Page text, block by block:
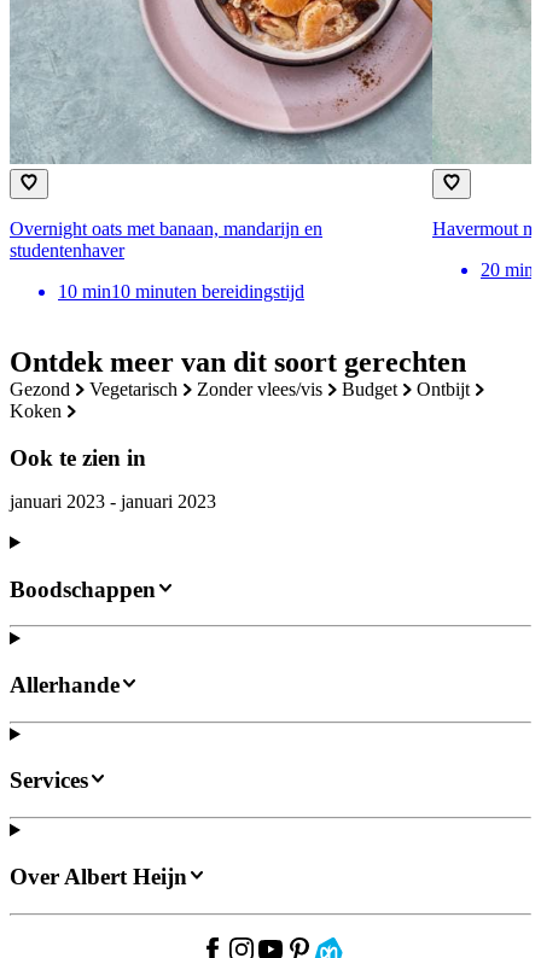
Ontdek meer van dit soort gerechten
gezond vegetarisch zonder vlees/vis budget
ontbijt
koken
Ook te zien in
januari 2023 - januari 2023
Overnight oats met banaan, mandarijn en
studentenhaver
10 min10 minuten bereidingstijd
Havermout
20 min
Boodschappen
Allerhande
Services
Over Albert Heijn